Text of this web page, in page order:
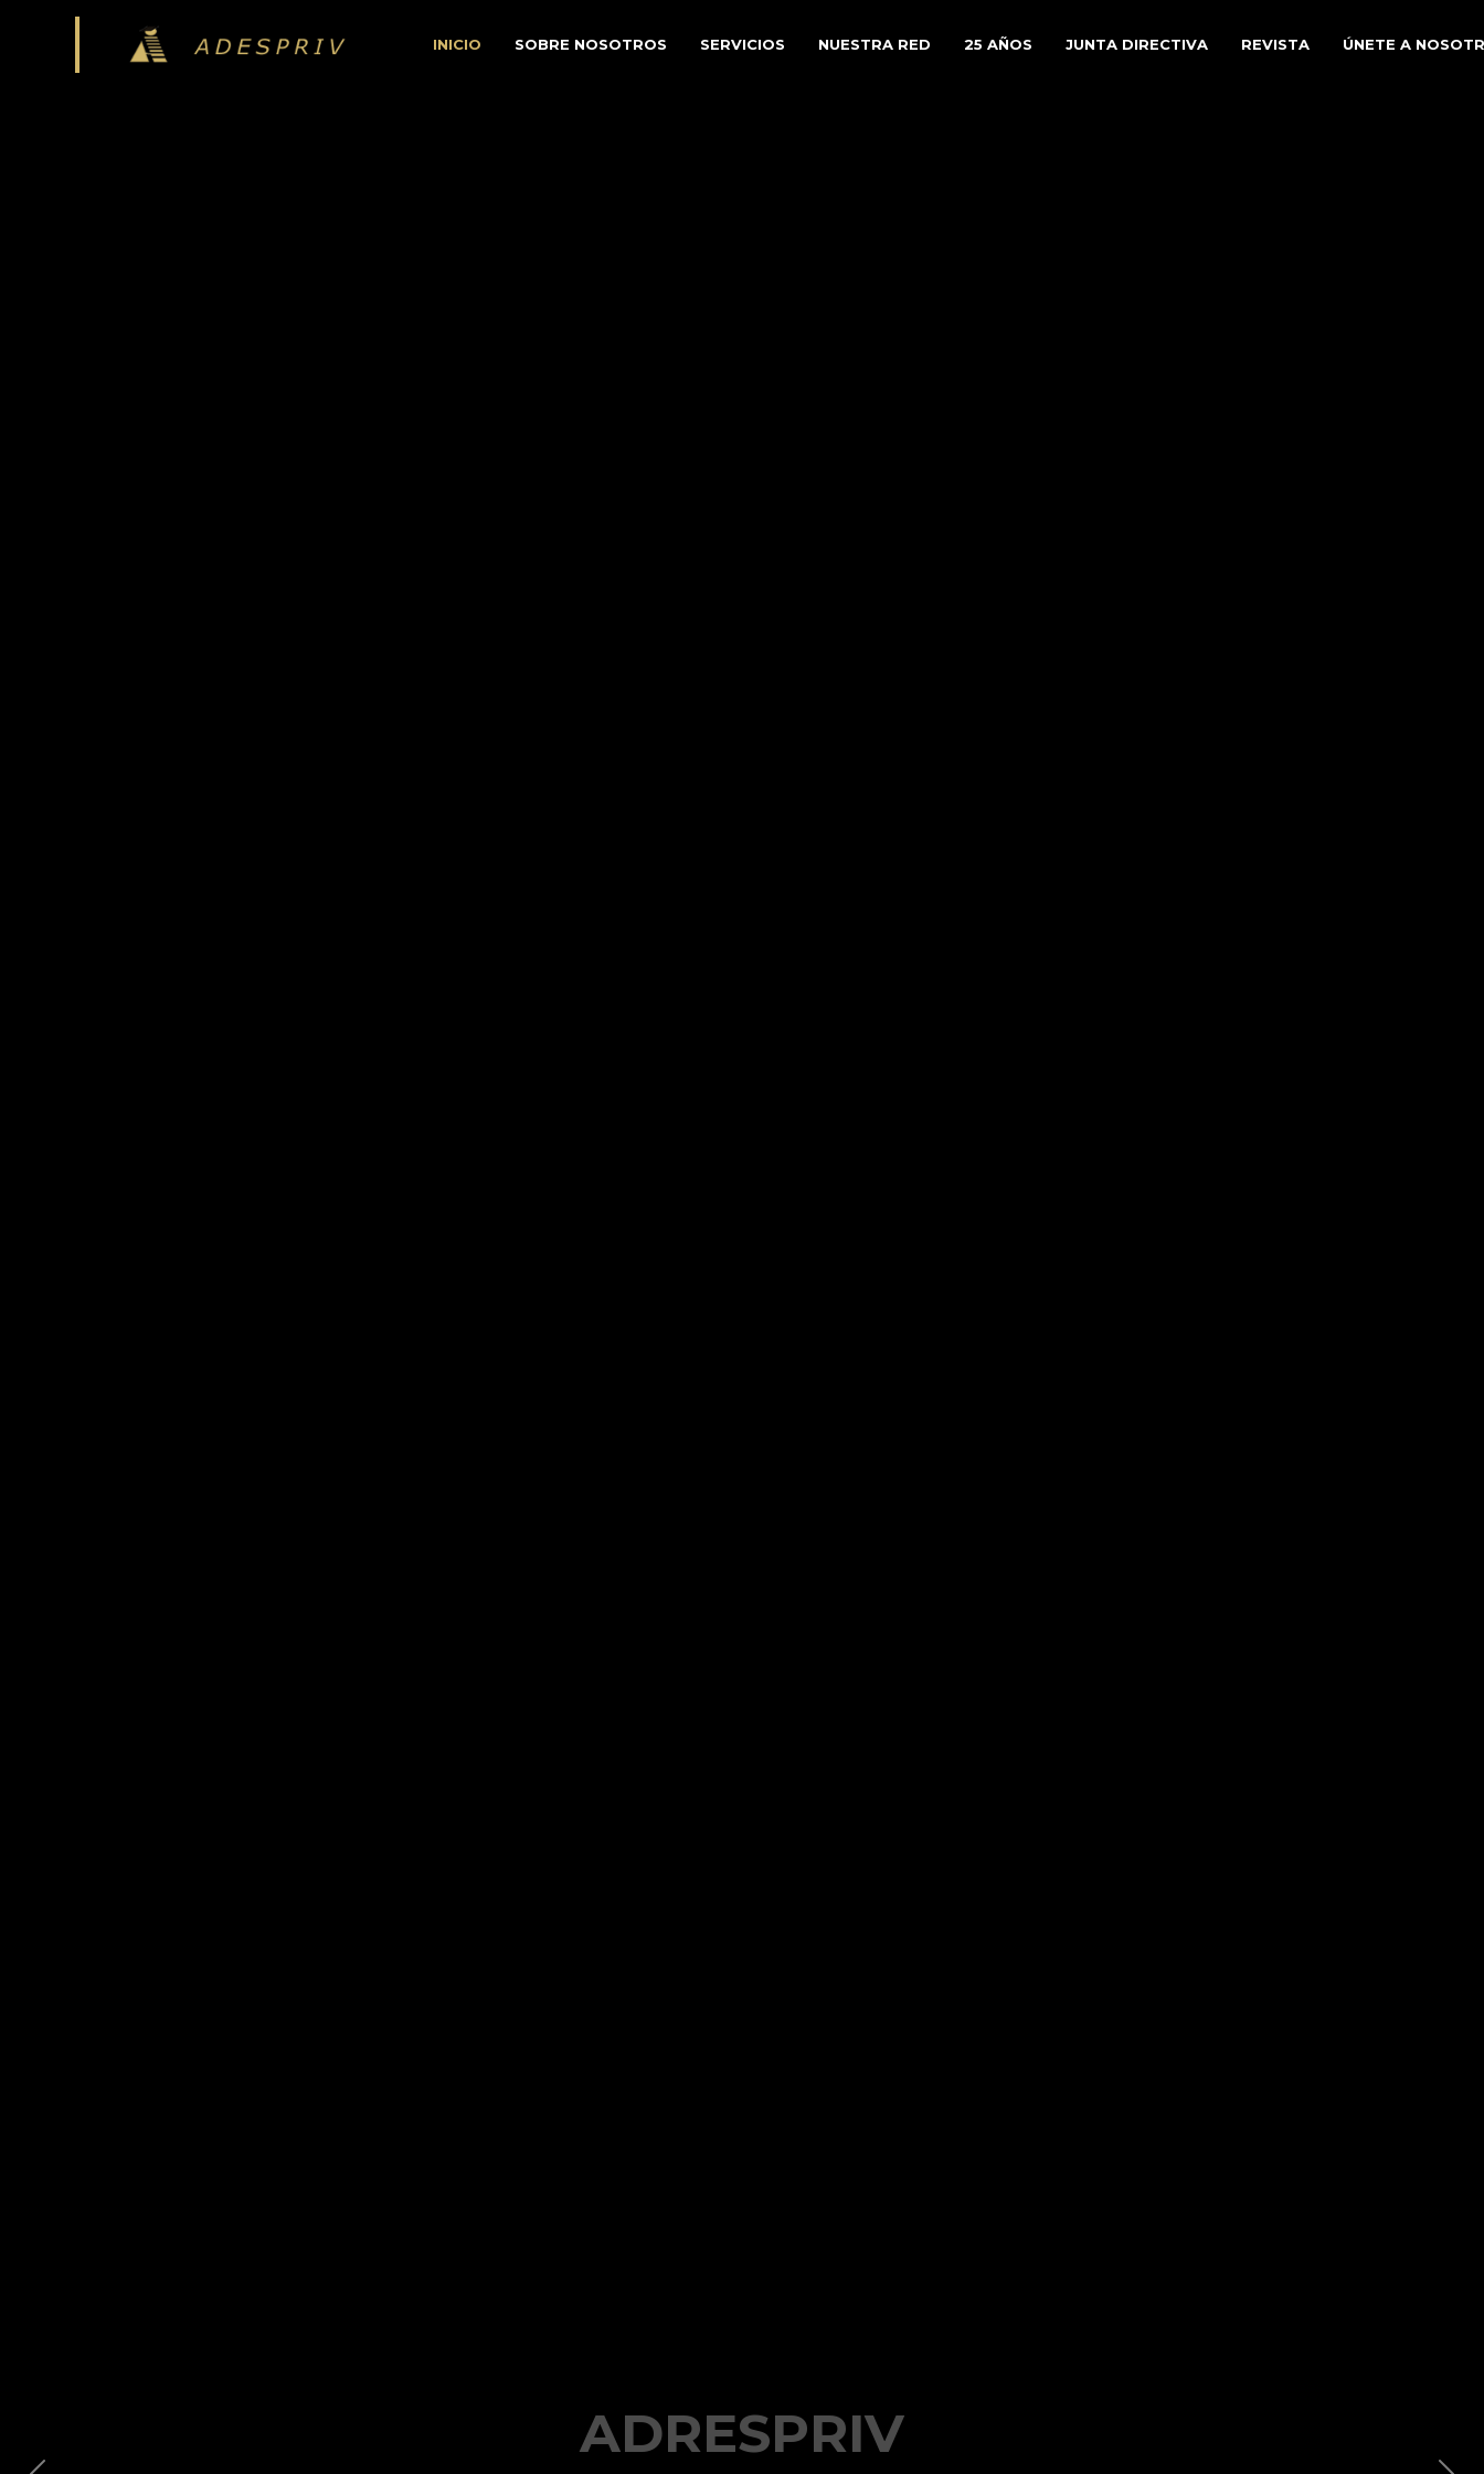
INICIO SOBRE NOSOTROS SERVICIOS NUESTRA RED 25 AÑOS JUNTA DIRECTIVA REVISTA ÚNETE A
ADRESPRIV
Buscamos